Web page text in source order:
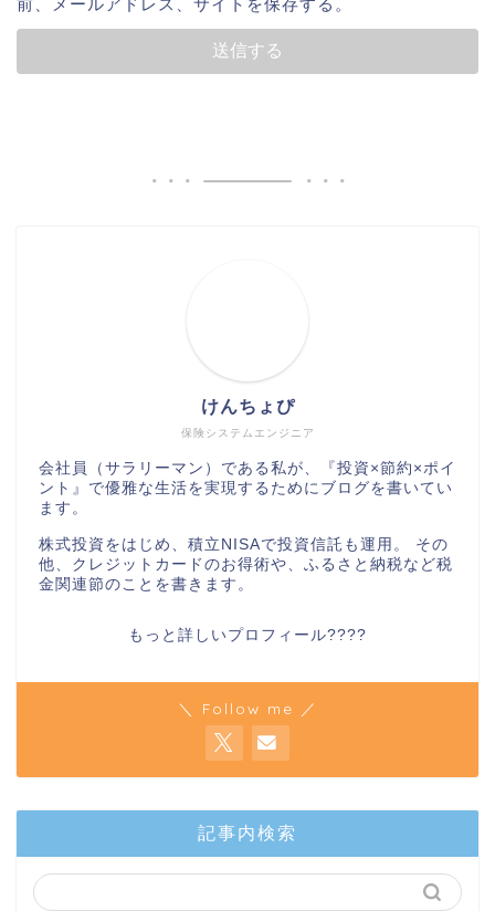
保険システムエンジニア
けんちょぴ
会社員（サラリーマン）である私が、『投資×節約×ポイ
ント』で優雅な生活を実現するためにブログを書いてい
ます。
株式投資をはじめ、積立NISAで投資信託も運用。 その
他、クレジットカードのお得術や、ふるさと納税など税
金関連節のことを書きます。
もっと詳しいプロフィール????
＼ Follow me ／
記事内検索